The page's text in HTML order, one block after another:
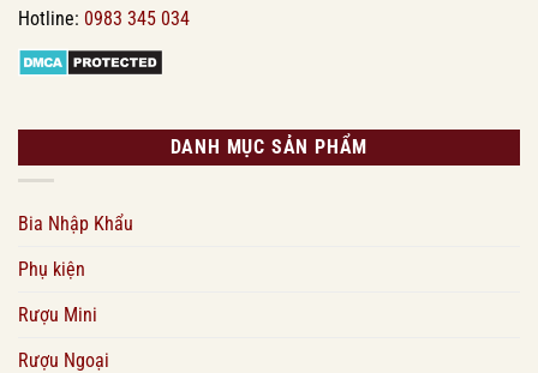
Hotline: 0983 345 034
DANH MỤC SẢN PHẨM
Bia Nhập Khẩu
Phụ kiện
Rượu Mini
Rượu Ngoại